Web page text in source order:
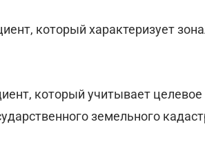
который характеризует
который учитывает целевое
земельного